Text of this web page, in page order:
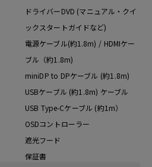
ドライバーDVD (マニュアル・クイ
ックスタートガイドなど)
電源ケーブル(約1.8m) / HDMIケー
ブル（約1.8m)
miniDP to DPケーブル (約1.8m)
USBケーブル (約1.8m) ケーブル
USB Type-Cケーブル (約1m）
OSDコントローラー
遮光フード
保証書